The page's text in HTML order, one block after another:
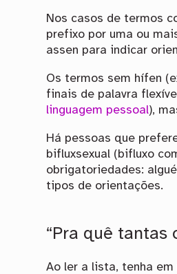
Nos casos de termos
prefixo por uma ou
assen para indicar
Os termos sem hífen
finais de palavra
linguagem pessoal),
Há pessoas que
bifluxsexual (bifluxo
obrigatoriedades:
tipos de orientações.
“Pra quê tantas
Ao ler a lista, tenha